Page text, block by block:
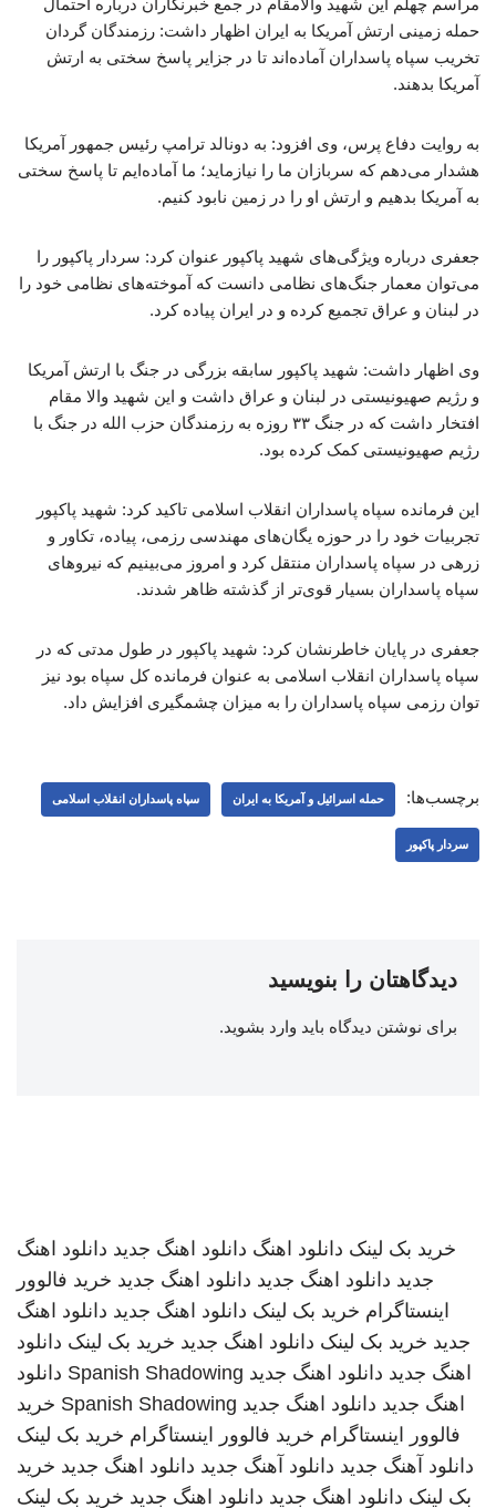
مراسم چهلم این شهید والامقام در جمع خبرنگاران درباره احتمال
حمله زمینی ارتش آمریکا به ایران اظهار داشت: رزمندگان گردان
تخریب سپاه پاسداران آماده‌اند تا در جزایر پاسخ سختی به ارتش
آمریکا بدهند.
به روایت دفاع پرس، وی افزود: به دونالد ترامپ رئیس جمهور آمریکا
هشدار می‌دهم که سربازان ما را نیازماید؛ ما آماده‌ایم تا پاسخ سختی
به آمریکا بدهیم و ارتش او را در زمین نابود کنیم.
جعفری درباره ویژگی‌های شهید پاکپور عنوان کرد: سردار پاکپور را
می‌توان معمار جنگ‌های نظامی دانست که آموخته‌های نظامی خود را
در لبنان و عراق تجمیع کرده و در ایران پیاده کرد.
وی اظهار داشت: شهید پاکپور سابقه بزرگی در جنگ با ارتش آمریکا
و رژیم صهیونیستی در لبنان و عراق داشت و این شهید والا مقام
افتخار داشت که در جنگ ۳۳ روزه به رزمندگان حزب الله در جنگ با
رژیم صهیونیستی کمک کرده بود.
این فرمانده سپاه پاسداران انقلاب اسلامی تاکید کرد: شهید پاکپور
تجربیات خود را در حوزه یگان‌های مهندسی رزمی، پیاده، تکاور و
زرهی در سپاه پاسداران منتقل کرد و امروز می‌بینیم که نیروهای
سپاه پاسداران بسیار قوی‌تر از گذشته ظاهر شدند.
جعفری در پایان خاطرنشان کرد: شهید پاکپور در طول مدتی که در
سپاه پاسداران انقلاب اسلامی به عنوان فرمانده کل سپاه بود نیز
توان رزمی سپاه پاسداران را به میزان چشمگیری افزایش داد.
برچسب‌ها: حمله اسرائیل و آمریکا به ایران سپاه پاسداران انقلاب اسلامی
سردار پاکپور
دیدگاهتان را بنویسید
برای نوشتن دیدگاه باید وارد بشوید.
خرید بک لینک دانلود اهنگ دانلود اهنگ جدید دانلود اهنگ
جدید دانلود اهنگ جدید دانلود اهنگ جدید خرید فالوور
اینستاگرام خرید بک لینک دانلود اهنگ جدید دانلود اهنگ
جدید خرید بک لینک دانلود اهنگ جدید خرید بک لینک دانلود
اهنگ جدید دانلود اهنگ جدید Spanish Shadowing دانلود
اهنگ جدید دانلود اهنگ جدید Spanish Shadowing خرید
فالوور اینستاگرام خرید فالوور اینستاگرام خرید بک لینک
دانلود آهنگ جدید دانلود آهنگ جدید دانلود اهنگ جدید خرید
بک لینک دانلود اهنگ جدید دانلود اهنگ جدید خرید بک لینک